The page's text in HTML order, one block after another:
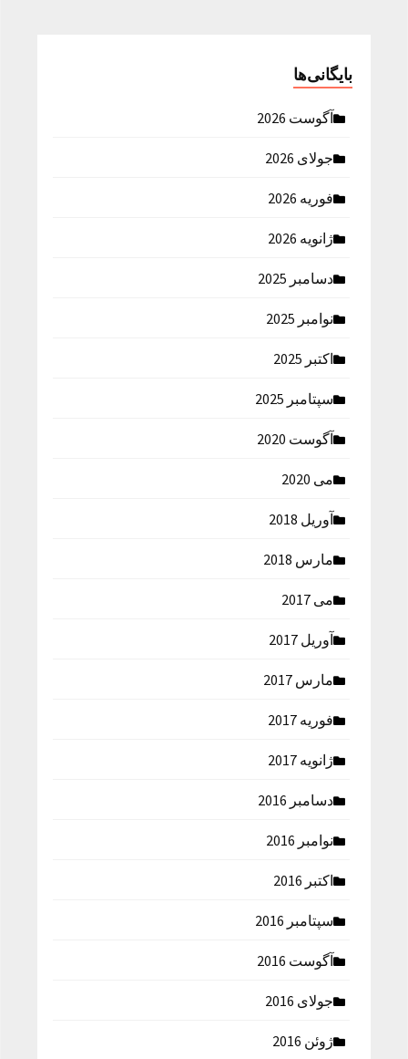
بایگانی‌ها
آگوست 2026
جولای 2026
فوریه 2026
ژانویه 2026
دسامبر 2025
نوامبر 2025
اکتبر 2025
سپتامبر 2025
آگوست 2020
می 2020
آوریل 2018
مارس 2018
می 2017
آوریل 2017
مارس 2017
فوریه 2017
ژانویه 2017
دسامبر 2016
نوامبر 2016
اکتبر 2016
سپتامبر 2016
آگوست 2016
جولای 2016
ژوئن 2016